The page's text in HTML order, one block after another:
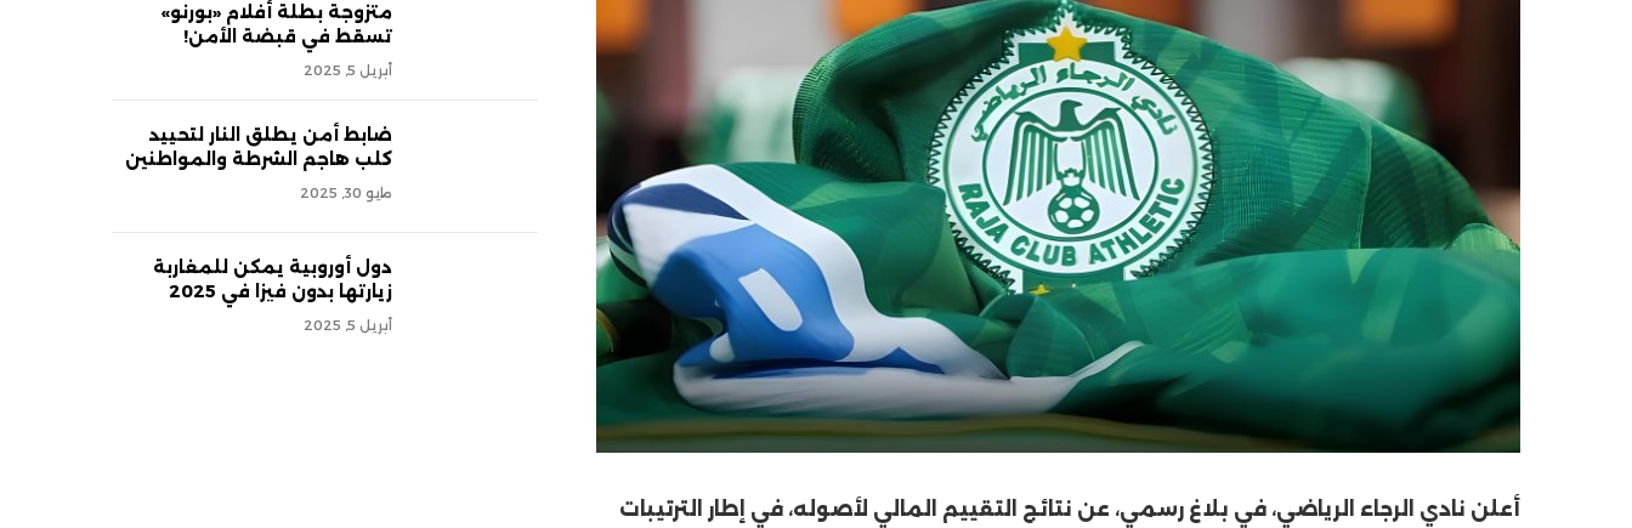
أعلن نادي الرجاء الرياضي، في بلاغ رسمي، عن نتائج التقييم المالي لأصوله، في إطار الترتيبات
متزوجة بطلة أفلام «بورنو»
تسقط في قبضة الأمن!
أبريل 5, 2025
ضابط أمن يطلق النار لتحييد
كلب هاجم الشرطة والمواطنين
مايو 30, 2025
دول أوروبية يمكن للمغاربة
زيارتها بدون فيزا في 2025
أبريل 5, 2025